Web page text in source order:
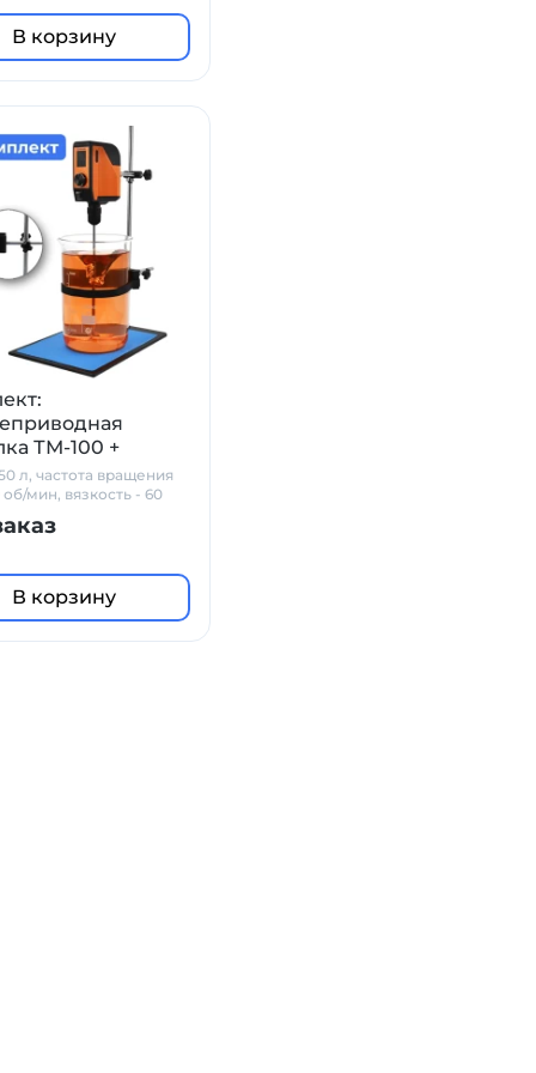
В корзину
ТМ-100 +
на 20 л. + штатив
мешальник
л, частота вращения
мин, вязкость - 60
В корзину